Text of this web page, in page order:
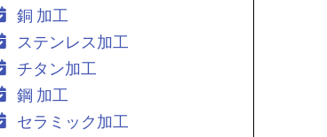
銅 加工
ステンレス加工
チタン加工
鋼 加工
セラミック加工